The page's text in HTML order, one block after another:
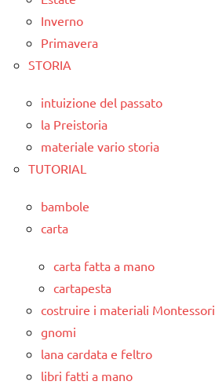
Inverno
Primavera
STORIA
intuizione del passato
la Preistoria
materiale vario storia
TUTORIAL
bambole
carta
carta fatta a mano
cartapesta
costruire i materiali Montessori
gnomi
lana cardata e feltro
libri fatti a mano